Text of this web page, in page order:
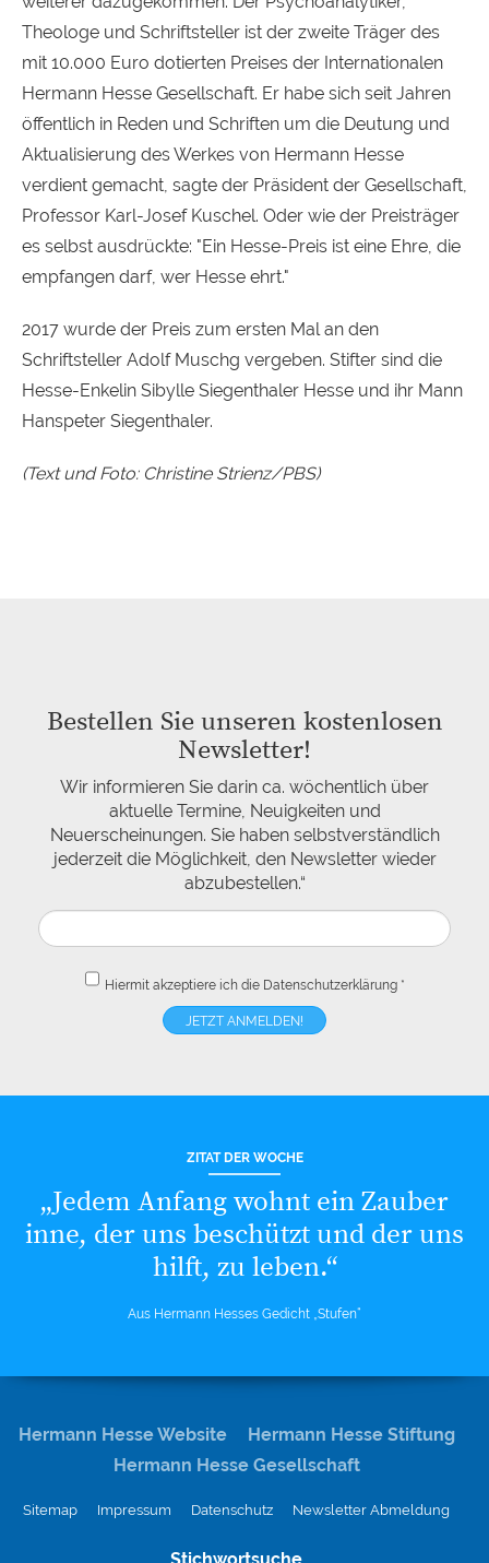
Theologe und Schriftsteller ist der zweite Träger des
mit 10.000 Euro dotierten Preises der Internationalen
Hermann Hesse Gesellschaft. Er habe sich seit Jahren
öffentlich in Reden und Schriften um die Deutung und
Aktualisierung des Werkes von Hermann Hesse
verdient gemacht, sagte der Präsident der Gesellschaft,
Professor Karl-Josef Kuschel. Oder wie der Preisträger
es selbst ausdrückte: "Ein Hesse-Preis ist eine Ehre, die
empfangen darf, wer Hesse ehrt."
2017 wurde der Preis zum ersten Mal an den
Schriftsteller Adolf Muschg vergeben. Stifter sind die
Hesse-Enkelin Sibylle Siegenthaler Hesse und ihr Mann
Hanspeter Siegenthaler.
(Text und Foto: Christine Strienz/PBS)
Bestellen Sie unseren kostenlosen
Newsletter!
Wir informieren Sie darin ca. wöchentlich über
aktuelle Termine, Neuigkeiten und
Neuerscheinungen. Sie haben selbstverständlich
jederzeit die Möglichkeit, den Newsletter wieder
abzubestellen.“
Hiermit akzeptiere ich die Datenschutzerklärung*
ZITAT DER WOCHE
„Jedem Anfang wohnt ein Zauber
inne, der uns beschützt und der uns
hilft, zu leben.“
Aus Hermann Hesses Gedicht „Stufen“
Hermann Hesse Website
Hermann Hesse Stiftung
Hermann Hesse Gesellschaft
Sitemap Impressum Datenschutz Newsletter Abmeldung
Stichwortsuche